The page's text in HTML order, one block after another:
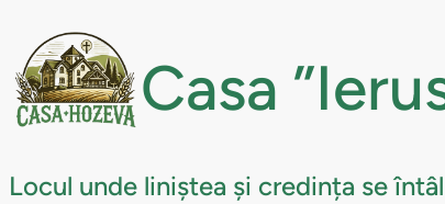
conținut
Casa
Locul unde liniștea și credința se